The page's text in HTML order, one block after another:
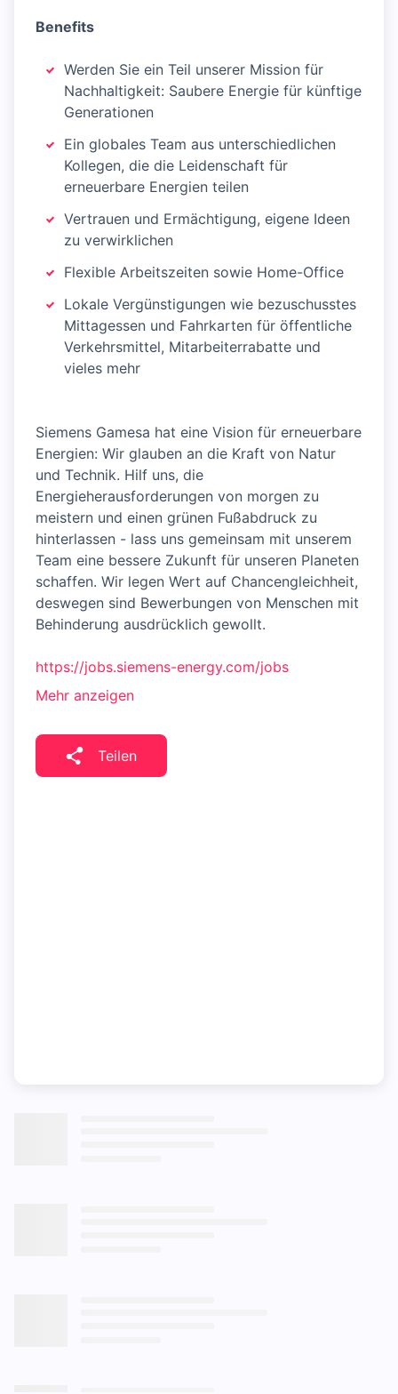
Benefits
Werden Sie ein Teil unserer Mission für
Nachhaltigkeit: Saubere Energie für künftige
Generationen
Ein globales Team aus unterschiedlichen
Kollegen, die die Leidenschaft für
erneuerbare Energien teilen
Vertrauen und Ermächtigung, eigene Ideen
zu verwirklichen
Flexible Arbeitszeiten sowie Home-Office
Lokale Vergünstigungen wie bezuschusstes
Mittagessen und Fahrkarten für öffentliche
Verkehrsmittel, Mitarbeiterrabatte und
vieles mehr
Siemens Gamesa hat eine Vision für erneuerbare
Energien: Wir glauben an die Kraft von Natur
und Technik. Hilf uns, die
Energieherausforderungen von morgen zu
meistern und einen grünen Fußabdruck zu
hinterlassen - lass uns gemeinsam mit unserem
Team eine bessere Zukunft für unseren Planeten
schaffen. Wir legen Wert auf Chancengleichheit,
deswegen sind Bewerbungen von Menschen mit
Behinderung ausdrücklich gewollt.
https://jobs.siemens-energy.com/jobs
Mehr anzeigen
Teilen